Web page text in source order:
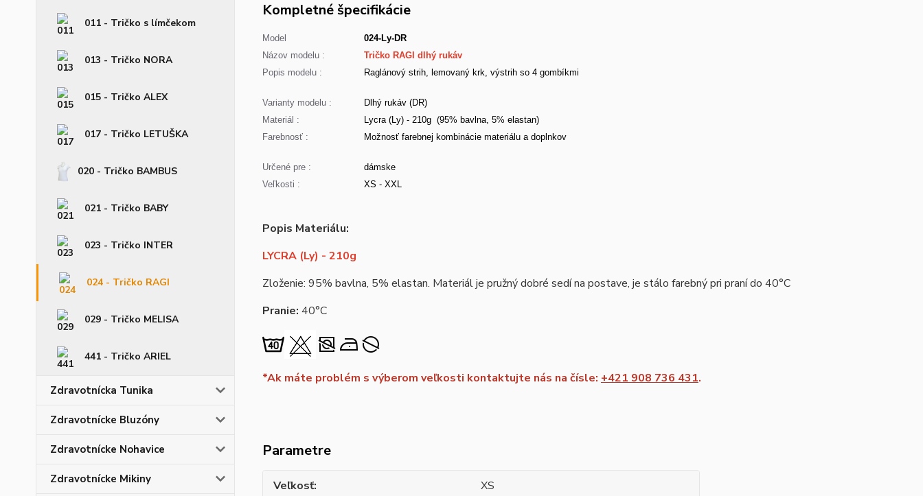
011 - Tričko s límčekom
013 - Tričko NORA
015 - Tričko ALEX
017 - Tričko LETUŠKA
020 - Tričko BAMBUS
021 - Tričko BABY
023 - Tričko INTER
024 - Tričko RAGI
029 - Tričko MELISA
441 - Tričko ARIEL
Zdravotnícka Tunika
Zdravotnícke Bluzóny
Zdravotnícke Nohavice
Zdravotnícke Mikiny
Kompletné špecifikácie
Model
024-Ly-DR
Názov modelu :
Tričko RAGI dlhý rukáv
Popis modelu :
Raglánový strih, lemovaný krk, výstrih so 4 gombíkmi
Varianty modelu :
Dlhý rukáv (DR)
Materiál :
Lycra (Ly) - 210g (95% bavlna, 5% elastan)
Farebnosť :
Možnosť farebnej kombinácie materiálu a doplnkov
Určené pre :
dámske
Veľkosti :
XS - XXL
Popis Materiálu:
LYCRA (Ly) - 210g
Zloženie: 95% bavlna, 5% elastan. Materiál je pružný dobré sedí na postave, je stálo farebný pri praní do 40°C
Pranie: 40°C
*Ak máte problém s výberom veľkosti kontaktujte nás na čísle: +421 908 736 431.
Parametre
Veľkosť
XS